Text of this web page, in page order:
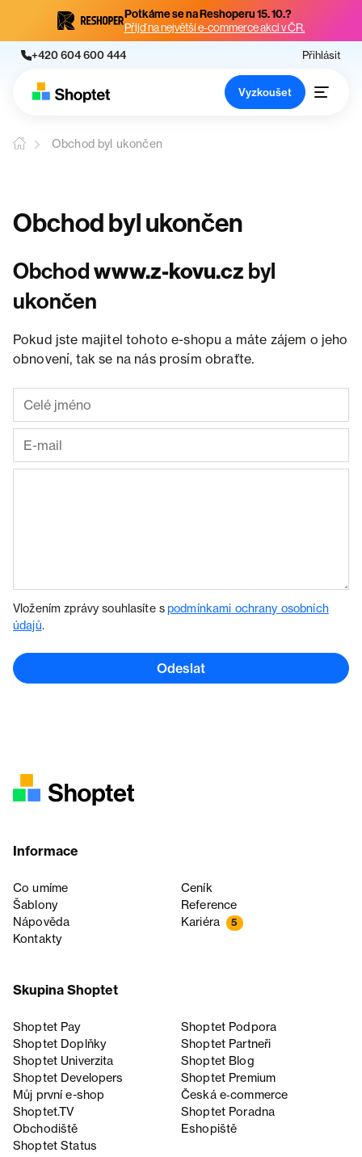
Potkáme se na Reshoperu 15. 10.?
Přijď na největší e-commerce akci v ČR.
+420 604 600 444 Přihlásit
Vyzkoušet
Obchod byl ukončen
Obchod byl ukončen
Obchodwww.z-kovu.cz byl
ukončen
Pokud jste majitel tohoto e-shopu a máte zájem o jeho
obnovení, tak se na nás prosím obraťte.
Vložením zprávy souhlasíte spodmínkami ochrany osobních
údajů.
Odeslat
Informace
Co umíme
Ceník
Šablony
Reference
Nápověda
Kariéra 5
Kontakty
Skupina Shoptet
Shoptet Pay
Shoptet Podpora
Shoptet Doplňky
Shoptet Partneři
Shoptet Univerzita
Shoptet Blog
Shoptet Developers
Shoptet Premium
Můj první e-shop
Česká e‑commerce
Shoptet.TV
Shoptet Poradna
Obchodiště
Eshopiště
Shoptet Status